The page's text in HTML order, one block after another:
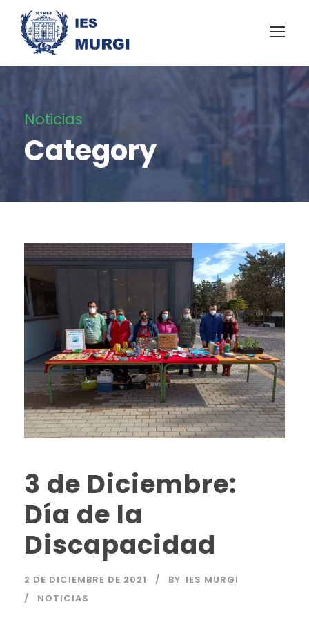
Noticias
Category
3 de Diciembre:
Día de la
Discapacidad
2 DE DICIEMBRE DE 2021 BY IES MURGI
NOTICIAS